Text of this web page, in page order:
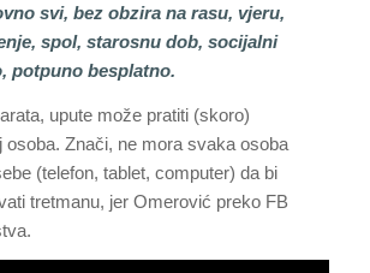
svi, bez obzira na rasu, vjeru,
spol, starosnu dob, socijalni
potpuno besplatno.
upute može pratiti (skoro)
osoba. Znači, ne mora svaka osoba
(telefon, tablet, computer) da bi
tretmanu, jer Omerović preko FB